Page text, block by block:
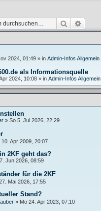
Suche
2024, 01:49 » in Admin-Infos Allgemein
als Informationsquelle
2024, 10:08 » in Admin-Infos Allgemein
» So 5. Jul 2026, 22:29
10. Apr 2009, 20:07
2KF geht das?
Jun 2026, 08:59
für die 2KF
Mai 2026, 17:55
Stand?
» Mo 24. Apr 2023, 07:10